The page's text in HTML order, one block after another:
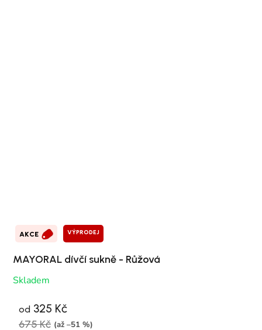
AKCE VÝPRODEJ
MAYORAL dívčí sukně - Růžová
Skladem
od 325 Kč
675 Kč (až –51 %)